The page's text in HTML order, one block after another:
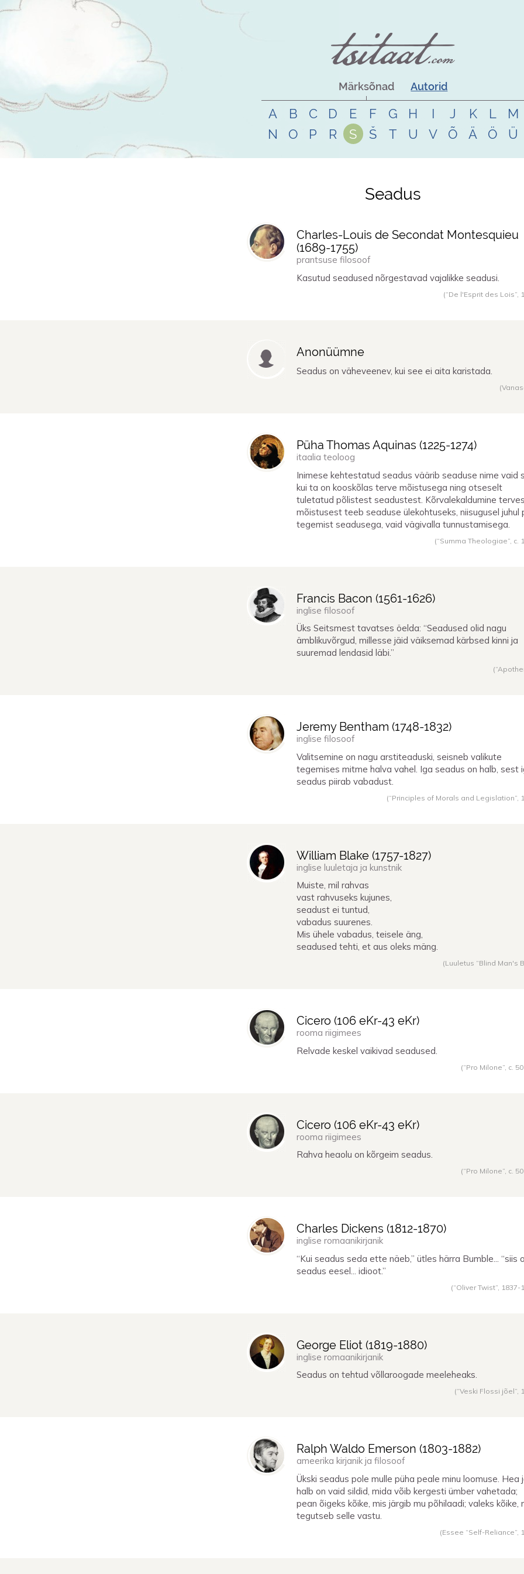
Märksõnad Autorid
A B C D E F G H I J K L
M
N
O P R S Š T U V Õ Ä Ö Ü
Seadus
Charles-Louis de Secondat Montesquieu
(1689-1755)
prantsuse filosoof
Kasutud seadused nõrgestavad vajalikke seadusi.
(“De l'Esprit des Lois”,
Anonüümne
Seadus on väheveenev, kui see ei aita karistada.
Püha Thomas Aquinas (1225-1274)
itaalia teoloog
Inimese kehtestatud seadus väärib seaduse nime vaid
kui ta on kooskõlas terve mõistusega ning otseselt
tuletatud põlistest seadustest. Kõrvalekaldumine
mõistusest teeb seaduse ülekohtuseks, niisugusel juhul
tegemist seadusega, vaid vägivalla tunnustamisega.
(“Summa Theologiae”, c.
Francis Bacon (1561-1626)
inglise filosoof
Üks Seitsmest tavatses öelda: “Seadused olid nagu
ämblikuvõrgud, millesse jäid väiksemad kärbsed kinni ja
suuremad lendasid läbi.”
Jeremy Bentham (1748-1832)
inglise filosoof
Valitsemine on nagu arstiteaduski, seisneb valikute
tegemises mitme halva vahel. Iga seadus on halb, sest
seadus piirab vabadust.
(“Principles of Morals and Legislation”,
William Blake (1757-1827)
inglise luuletaja ja kunstnik
Muiste, mil rahvas
vast rahvuseks kujunes,
seadust ei tuntud,
vabadus suurenes.
Mis ühele vabadus, teisele äng,
seadused tehti, et aus oleks mäng.
(Luuletus “Blind Man's
Cicero (106 eKr-43 eKr)
rooma riigimees
Relvade keskel vaikivad seadused.
(“Pro Milone”, c.
Cicero (106 eKr-43 eKr)
rooma riigimees
Rahva heaolu on kõrgeim seadus.
(“Pro Milone”, c.
Charles Dickens (1812-1870)
inglise romaanikirjanik
“Kui seadus seda ette näeb,” ütles härra Bumble... “siis
seadus eesel... idioot.”
(“Oliver Twist”, 1837-
George Eliot (1819-1880)
inglise romaanikirjanik
Seadus on tehtud võllaroogade meeleheaks.
(“Veski Flossi jõel”,
Ralph Waldo Emerson (1803-1882)
ameerika kirjanik ja filosoof
Ükski seadus pole mulle püha peale minu loomuse. Hea
halb on vaid sildid, mida võib kergesti ümber vahetada;
pean õigeks kõike, mis järgib mu põhilaadi; valeks kõike,
tegutseb selle vastu.
(Essee “Self-Reliance”,